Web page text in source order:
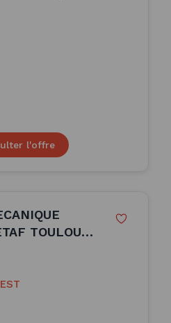
l'offre
TOULOUSE